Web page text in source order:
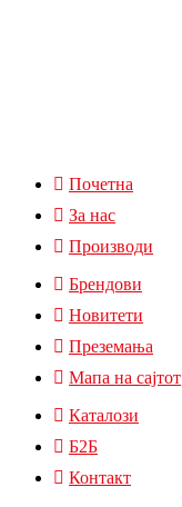
Почетна
За нас
Производи
Брендови
Новитети
Преземања
Мапа на сајтот
Каталози
Б2Б
Контакт